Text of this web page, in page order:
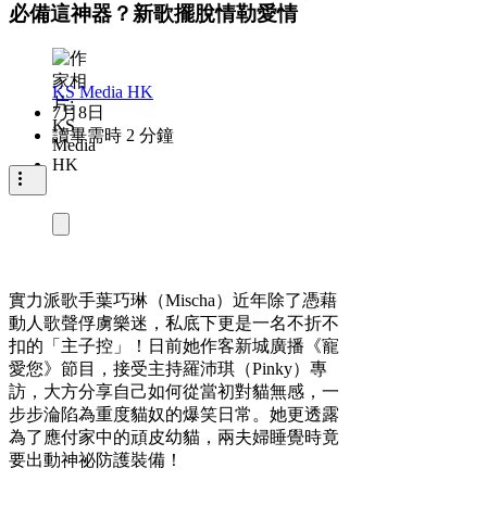
必備這神器？新歌擺脫情勒愛情
KS Media HK
7月8日
讀畢需時 2 分鐘
實力派歌手葉巧琳（Mischa）近年除了憑藉
動人歌聲俘虜樂迷，私底下更是一名不折不
扣的「主子控」！日前她作客新城廣播《寵
愛您》節目，接受主持羅沛琪（Pinky）專
訪，大方分享自己如何從當初對貓無感，一
步步淪陷為重度貓奴的爆笑日常。她更透露
為了應付家中的頑皮幼貓，兩夫婦睡覺時竟
要出動神祕防護裝備！